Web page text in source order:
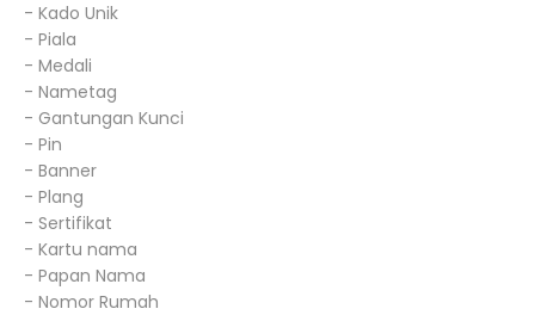
- Kado Unik
- Piala
- Medali
- Nametag
- Gantungan Kunci
- Pin
- Banner
- Plang
- Sertifikat
- Kartu nama
- Papan Nama
- Nomor Rumah